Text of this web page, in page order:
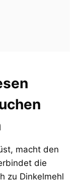
macht den
die
zu Dinkelmehl